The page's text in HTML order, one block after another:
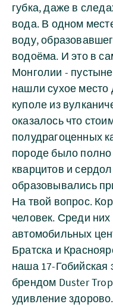
губка, даже в
вода. В одном
воду,
водоёма. И это в
Монголии -
нашли сухое место
куполе из
оказалось что
полудрагоценных
породе было
кварцитов и
образовывались
На твой вопрос.
человек. Среди них
автомобильных
Братска и
наша 17-Гобийская
брендом Duster
удивление